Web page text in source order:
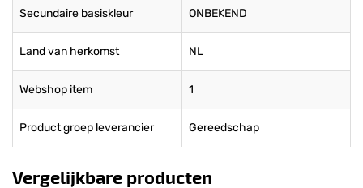
Secundaire basiskleur ONBEKEND
Land van herkomst NL
Webshop item 1
Product groep leverancier Gereedschap
Vergelijkbare producten